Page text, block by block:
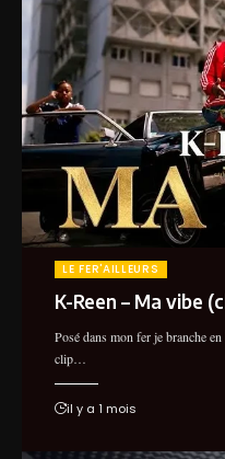
LE FER'AILLEURS
K-Reen – Ma vibe
Posé dans mon fer je branche
clip…
il y a 1 mois